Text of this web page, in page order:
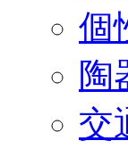
個
陶
交